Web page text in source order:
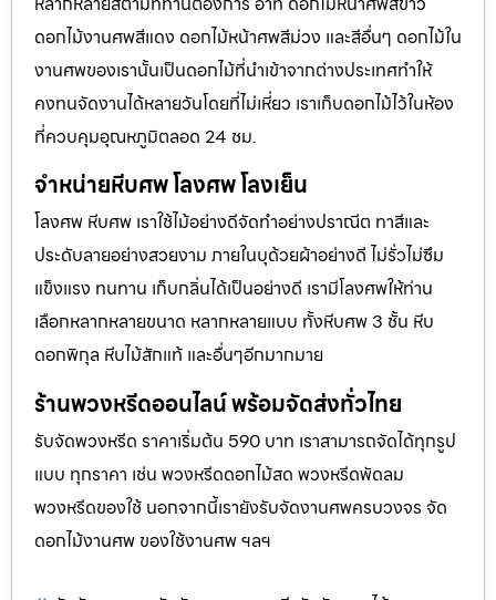
ดอกไม้งานศพสีแดง ดอกไม้หน้าศพสีม่วง และสีอื่นๆ ดอกไม้ใน
งานศพของเรานั้นเป็นดอกไม้ที่นำเข้าจากต่างประเทศทำให้
คงทนจัดงานได้หลายวันโดยที่ไม่เหี่ยว เราเก็บดอกไม้ไว้ในห้อง
ที่ควบคุมอุณหภูมิตลอด 24 ชม.
จำหน่ายหีบศพ โลงศพ โลงเย็น
โลงศพ หีบศพ เราใช้ไม้อย่างดีจัดทำอย่างปราณีต ทาสีและ
ประดับลายอย่างสวยงาม ภายในบุด้วยผ้าอย่างดี ไม่รั่วไม่ซึม
แข็งแรง ทนทาน เก็บกลิ่นได้เป็นอย่างดี เรามีโลงศพให้ท่าน
เลือกหลากหลายขนาด หลากหลายแบบ ทั้งหีบศพ 3 ชั้น หีบ
ดอกพิกุล หีบไม้สักแท้ และอื่นๆอีกมากมาย
ร้านพวงหรีดออนไลน์ พร้อมจัดส่งทั่วไทย
รับจัดพวงหรีด ราคาเริ่มต้น 590 บาท เราสามารถจัดได้ทุกรูป
แบบ ทุกราคา เช่น พวงหรีดดอกไม้สด พวงหรีดพัดลม
พวงหรีดของใช้ นอกจากนี้เรายังรับจัดงานศพครบวงจร จัด
ดอกไม้งานศพ ของใช้งานศพ ฯลฯ